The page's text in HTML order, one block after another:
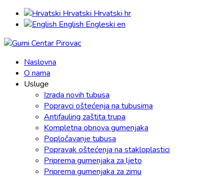
Hrvatski Hrvatski hr
English Engleski en
Naslovna
O nama
Usluge
Izrada novih tubusa
Popravci oštećenja na tubusima
Antifauling zaštita trupa
Kompletna obnova gumenjaka
Popločavanje tubusa
Popravak oštećenja na stakloplastici
Priprema gumenjaka za ljeto
Priprema gumenjaka za zimu